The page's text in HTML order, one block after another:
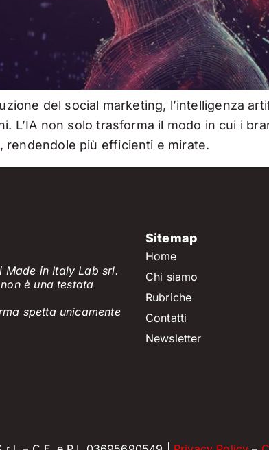
del social marketing, l’intelligenza
L’IA non solo trasforma il modo in cui i
rendendole più efficienti e mirate.
Made in Italy Lab srl.
è una testata
spetta unicamente
Sitemap
Home
Chi siamo
Rubriche
Contatti
Newsletter